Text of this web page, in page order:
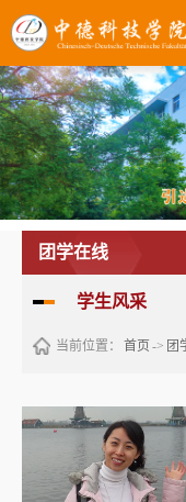
团学在线
学生风采
当前位置： 首页 -> 团